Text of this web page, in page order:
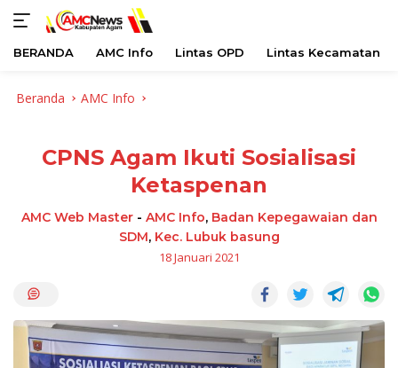
BERANDA AMC Info Lintas OPD Lintas Kecamatan
Beranda AMC Info
CPNS Agam Ikuti Sosialisasi
Ketaspenan
AMC Web Master- AMC Info, Badan Kepegawaian dan
SDM, Kec. Lubuk basung
18 Januari 2021